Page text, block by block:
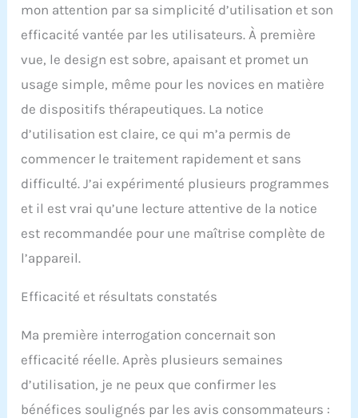
mon attention par sa simplicité d’utilisation et son
efficacité vantée par les utilisateurs. À première
vue, le design est sobre, apaisant et promet un
usage simple, même pour les novices en matière
de dispositifs thérapeutiques. La notice
d’utilisation est claire, ce qui m’a permis de
commencer le traitement rapidement et sans
difficulté. J’ai expérimenté plusieurs programmes
et il est vrai qu’une lecture attentive de la notice
est recommandée pour une maîtrise complète de
l’appareil.
Efficacité et résultats constatés
Ma première interrogation concernait son
efficacité réelle. Après plusieurs semaines
d’utilisation, je ne peux que confirmer les
bénéfices soulignés par les avis consommateurs :